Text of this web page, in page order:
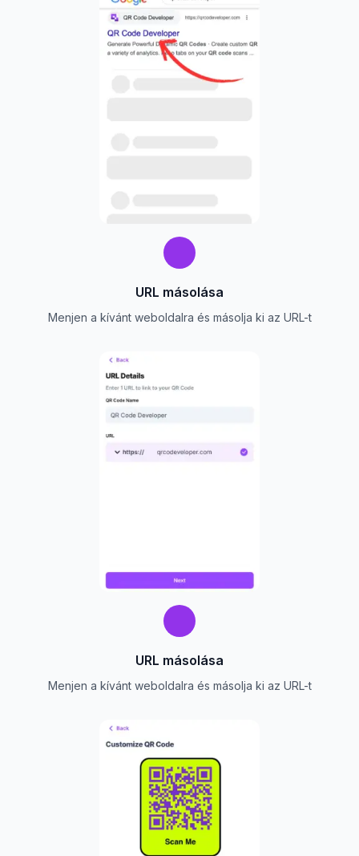
URL másolása
Menjen a kívánt weboldalra és másolja ki az URL-t
URL másolása
Menjen a kívánt weboldalra és másolja ki az URL-t